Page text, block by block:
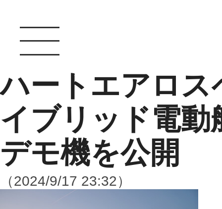
ハートエアロス
イブリッド電動
デモ機を公開
（2024/9/17 23:32）